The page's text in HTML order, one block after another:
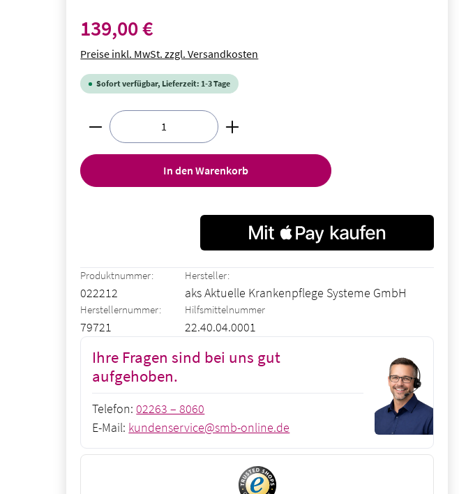
Regulärer Preis:
139,00 €
Preise inkl. MwSt. zzgl. Versandkosten
Sofort verfügbar, Lieferzeit: 1-3 Tage
Produkt Anzahl: Gib den gewünschten Wert ein oder
In den Warenkorb
Produktnummer:
022212
Hersteller:
aks Aktuelle Krankenpflege Systeme GmbH
Herstellernummer:
79721
Hilfsmittelnummer
22.40.04.0001
Ihre Fragen sind bei uns gut
aufgehoben.
Telefon:02263 – 8060
E-Mail: kundenservice@smb-online.de